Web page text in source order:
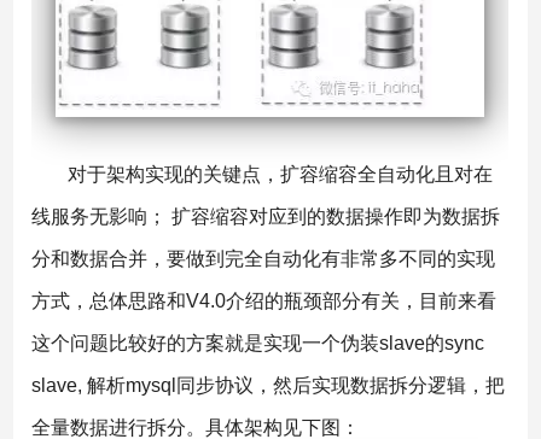
对于架构实现的关键点，扩容缩容全自动化且对在
线服务无影响； 扩容缩容对应到的数据操作即为数据拆
分和数据合并，要做到完全自动化有非常多不同的实现
方式，总体思路和V4.0介绍的瓶颈部分有关，目前来看
这个问题比较好的方案就是实现一个伪装slave的sync
slave, 解析mysql同步协议，然后实现数据拆分逻辑，把
全量数据进行拆分。具体架构见下图：